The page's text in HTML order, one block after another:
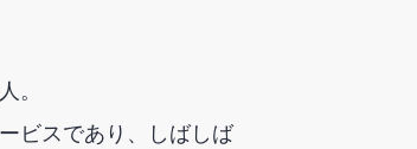
。
ビスであり、しばしば